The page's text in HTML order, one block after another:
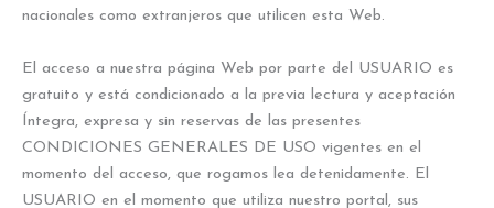
nacionales como extranjeros que utilicen esta Web.
El acceso a nuestra página Web por parte del USUARIO es
gratuito y está condicionado a la previa lectura y aceptación
Íntegra, expresa y sin reservas de las presentes
CONDICIONES GENERALES DE USO vigentes en el
momento del acceso, que rogamos lea detenidamente. El
USUARIO en el momento que utiliza nuestro portal, sus